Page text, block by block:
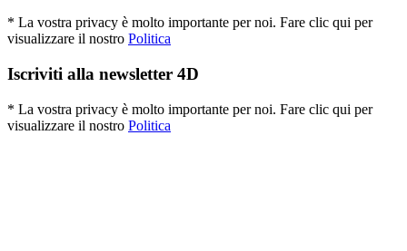
* La vostra privacy è molto importante per noi. Fare clic qui per
visualizzare il nostro Politica
Iscriviti alla newsletter 4D
* La vostra privacy è molto importante per noi. Fare clic qui per
visualizzare il nostro Politica